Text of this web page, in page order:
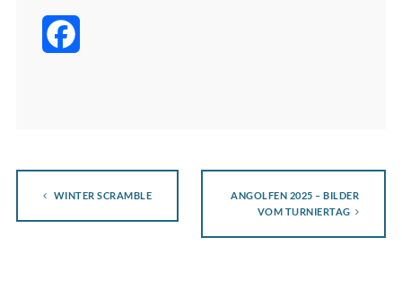
WINTER SCRAMBLE
ANGOLFEN 2025 – BILDER
VOM TURNIERTAG